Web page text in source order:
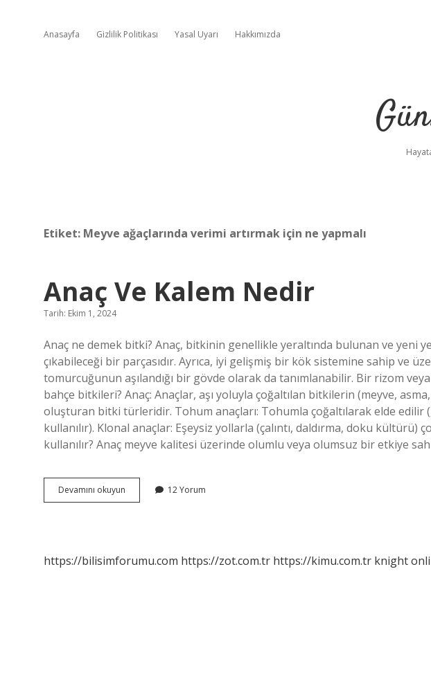
Anasayfa Gizlilik Politikası Yasal Uyarı Hakkımızda
Etiket: Meyve ağaçlarında verimi artırmak için ne yapmalı
Anaç Ve Kalem Nedir
Tarih: Ekim 1, 2024
Anaç ne demek bitki? Anaç, bitkinin genellikle yeraltında bulunan ve yeni
çıkabileceği bir parçasıdır. Ayrıca, iyi gelişmiş bir kök sistemine sahip ve
tomurcuğunun aşılandığı bir gövde olarak da tanımlanabilir. Bir rizom
bahçe bitkileri? Anaç: Anaçlar, aşı yoluyla çoğaltılan bitkilerin (meyve,
oluşturan bitki türleridir. Tohum anaçları: Tohumla çoğaltılarak elde edilir
kullanılır). Klonal anaçlar: Eşeysiz yollarla (çalıntı, daldırma, doku kültürü)
kullanılır? Anaç meyve kalitesi üzerinde olumlu veya olumsuz bir etkiye
Devamını okuyun
Ve
12 Yorum
https://bilisimforumu.com https://zot.com.tr https://kimu.com.tr knight